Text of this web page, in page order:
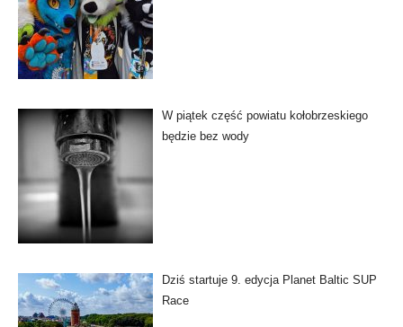
W piątek część powiatu kołobrzeskiego
będzie bez wody
Dziś startuje 9. edycja Planet Baltic SUP
Race